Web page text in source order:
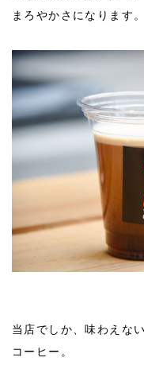
まろやかさになります。
当店でしか、味わえな
コーヒー。